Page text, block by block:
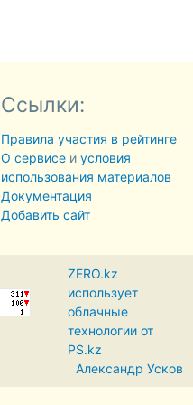
Ссылки:
Правила участия в рейтинге
О сервисеи условия
использования материалов
Документация
Добавить сайт
ZERO.kz
использует
облачные
технологии от
PS.kz
Александр Усков